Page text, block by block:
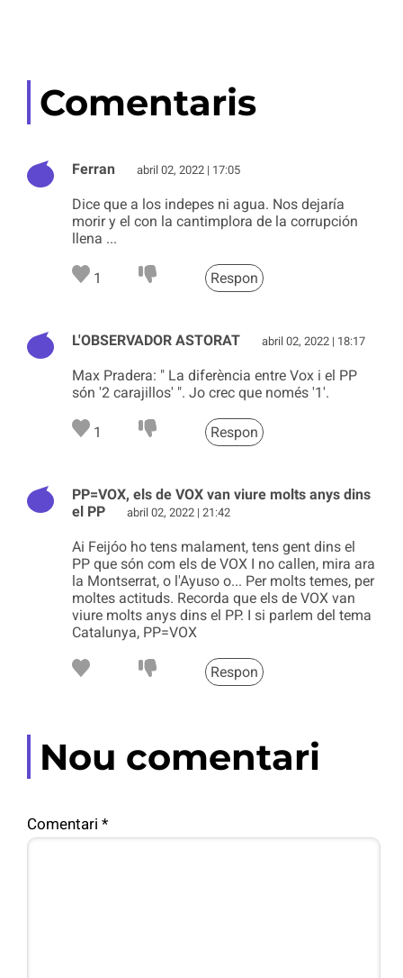
Comentaris
Ferran abril 02, 2022 | 17:05
Dice que a los indepes ni agua. Nos dejaría
morir y el con la cantimplora de la corrupción
llena ...
1 Respon
L'OBSERVADOR ASTORAT abril 02, 2022 | 18:17
Max Pradera: " La diferència entre Vox i el PP
són '2 carajillos' ". Jo crec que només '1'.
1 Respon
PP=VOX, els de VOX van viure molts anys dins
el PP
abril 02, 2022 | 21:42
Ai Feijóo ho tens malament, tens gent dins el
PP que són com els de VOX I no callen, mira ara
la Montserrat, o l'Ayuso o... Per molts temes, per
moltes actituds. Recorda que els de VOX van
viure molts anys dins el PP. I si parlem del tema
Catalunya, PP=VOX
Respon
Nou comentari
Comentari *